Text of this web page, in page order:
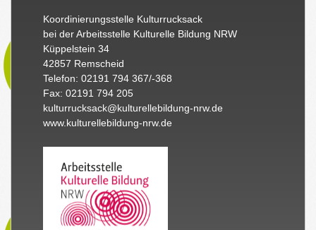
Koordinierungsstelle Kulturrucksack
bei der Arbeitsstelle Kulturelle Bildung NRW
Küppelstein 34
42857 Remscheid
Telefon: 02191 794 367/-368
Fax: 02191 794 205
kulturrucksack@kulturellebildung-nrw.de
www.kulturellebildung-nrw.de